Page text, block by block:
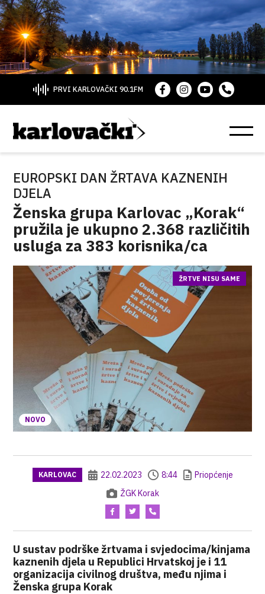
PRVI KARLOVAČKI 90.1FM
EUROPSKI DAN ŽRTAVA KAZNENIH
DJELA
Ženska grupa Karlovac „Korak“
pružila je ukupno 2.368 različitih
usluga za 383 korisnika/ca
NOVO
ŽRTVE NISU SAME
KARLOVAC 22.02.2023 8:44
Priopćenje
ŽGK Korak
U sustav podrške žrtvama i svjedocima/kinjama
kaznenih djela u Republici Hrvatskoj je i 11
organizacija civilnog društva, među njima i
Ženska grupa Korak